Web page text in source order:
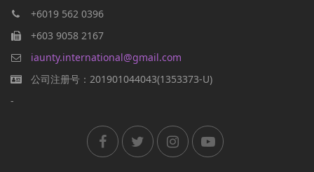
+6019 562 0396
+603 9058 2167
iaunty.international@gmail.com
公司注册号：201901044043(1353373-U)
-